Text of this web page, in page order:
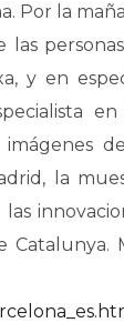
Por la
y en
en
la
Catalunya.